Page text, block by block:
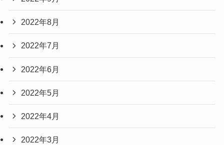
2022年8月
2022年7月
2022年6月
2022年5月
2022年4月
2022年3月